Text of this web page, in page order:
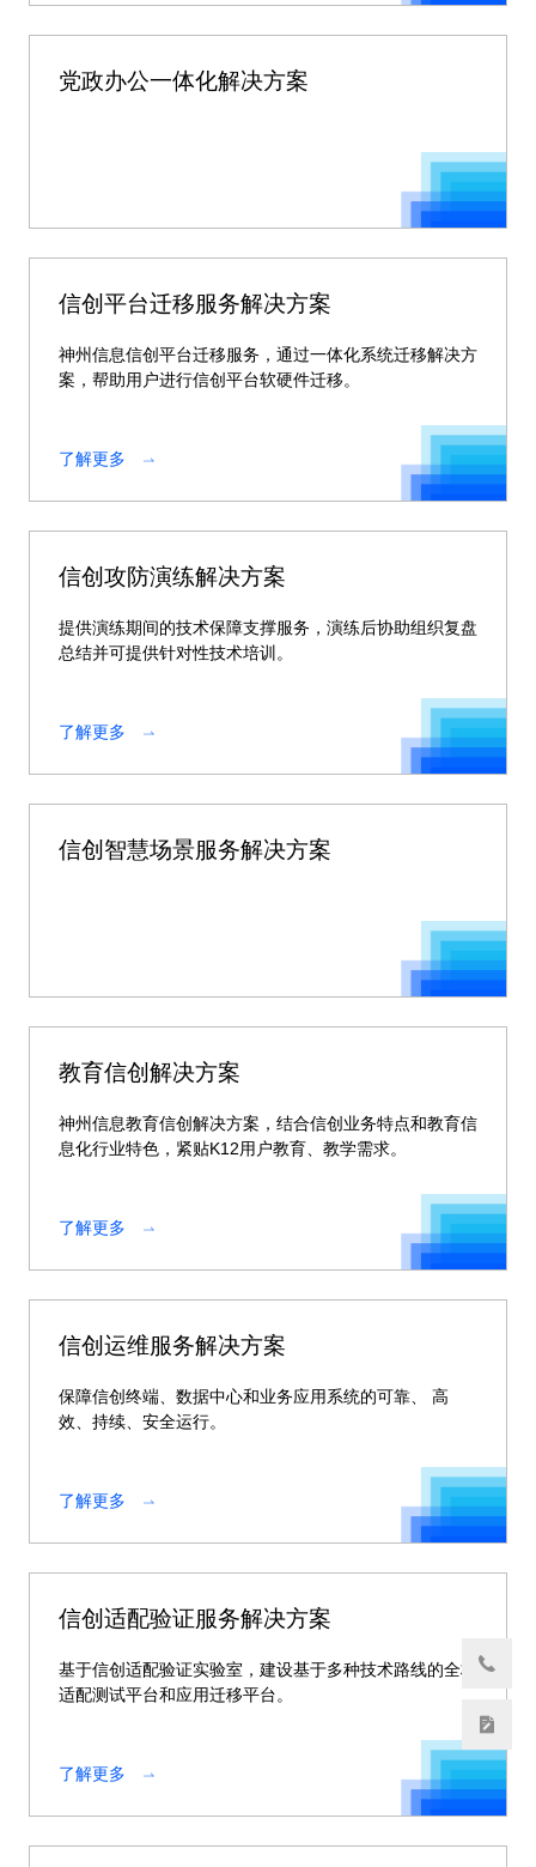
党政办公一体化解决方案
信创平台迁移服务解决方案
神州信息信创平台迁移服务，通过一体化系统迁移解决方
案，帮助用户进行信创平台软硬件迁移。
了解更多
信创攻防演练解决方案
提供演练期间的技术保障支撑服务，演练后协助组织复盘
总结并可提供针对性技术培训。
了解更多
信创智慧场景服务解决方案
教育信创解决方案
神州信息教育信创解决方案，结合信创业务特点和教育信
息化行业特色，紧贴K12用户教育、教学需求。
了解更多
信创运维服务解决方案
保障信创终端、数据中心和业务应用系统的可靠、 高
效、持续、安全运行。
了解更多
信创适配验证服务解决方案
基于信创适配验证实验室，建设基于多种技术路线的全栈
适配测试平台和应用迁移平台。
了解更多